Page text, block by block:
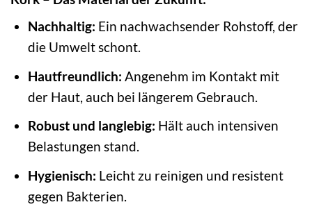
Nachhaltig: Ein nachwachsender Rohstoff, der
die Umwelt schont.
Hautfreundlich: Angenehm im Kontakt mit
der Haut, auch bei längerem Gebrauch.
Robust und langlebig: Hält auch intensiven
Belastungen stand.
Hygienisch: Leicht zu reinigen und resistent
gegen Bakterien.